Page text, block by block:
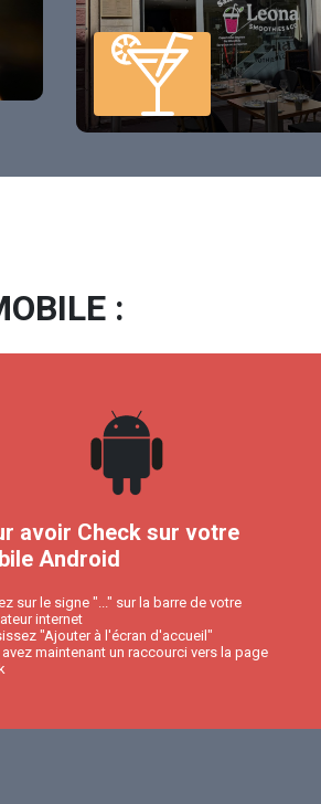
:
avoir Check sur votre
Android
sur le signe "..." sur la barre de votre
internet
"Ajouter à l'écran d'accueil"
maintenant un raccourci vers la page